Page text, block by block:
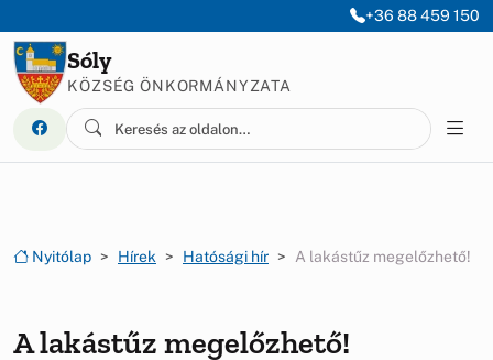
+36 88 459 150
Sóly
KÖZSÉG ÖNKORMÁNYZATA
Nyitólap Hírek Hatósági hír A lakástűz megelőzhető!
A lakástűz megelőzhető!